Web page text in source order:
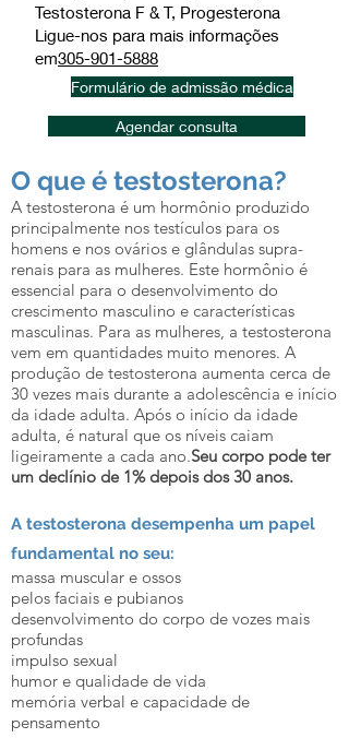
Testosterona F & T, Progesterona
Ligue-nos para mais informações
em305-901-5888
Formulário de admissão médica
Agendar consulta
O que é testosterona?
A testosterona é um hormônio produzido
principalmente nos testículos para os
homens e nos ovários e glândulas supra-
renais para as mulheres. Este hormônio é
essencial para o desenvolvimento do
crescimento masculino e características
masculinas. Para as mulheres, a testosterona
vem em quantidades muito menores. A
produção de testosterona aumenta cerca de
30 vezes mais durante a adolescência e início
da idade adulta. Após o início da idade
adulta, é natural que os níveis caiam
ligeiramente a cada ano.Seu corpo pode ter
um declínio de 1% depois dos 30 anos.
A testosterona desempenha um papel
fundamental no seu:
massa muscular e ossos
pelos faciais e pubianos
desenvolvimento do corpo de vozes mais
profundas
impulso sexual
humor e qualidade de vida
memória verbal e capacidade de
pensamento